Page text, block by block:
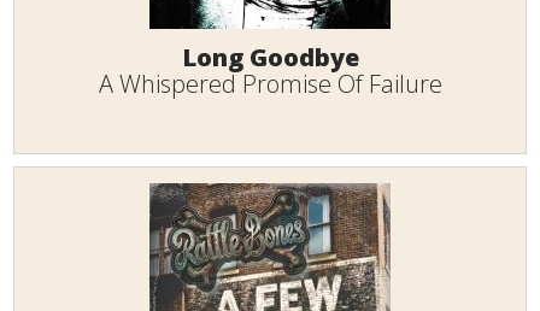
Long Goodbye
A Whispered Promise Of Failure